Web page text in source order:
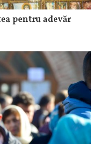
pentru adevăr